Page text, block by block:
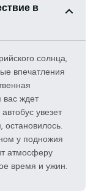
в
солнца,
впечатления
вас ждет
увезет
остановилось.
у подножия
атмосферу
время и ужин.